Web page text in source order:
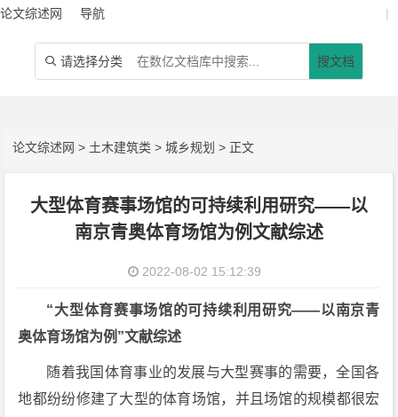
论文综述网 导航 |
 请选择分类 搜文档
论文综述网 > 土木建筑类 >城乡规划 > 正文
大型体育赛事场馆的可持续利用研究——以
南京青奥体育场馆为例文献综述
2022-08-02 15:12:39
“大型体育赛事场馆的可持续利用研究——以南京青
奥体育场馆为例”文献综述
随着我国体育事业的发展与大型赛事的需要，全国各
地都纷纷修建了大型的体育场馆，并且场馆的规模都很宏